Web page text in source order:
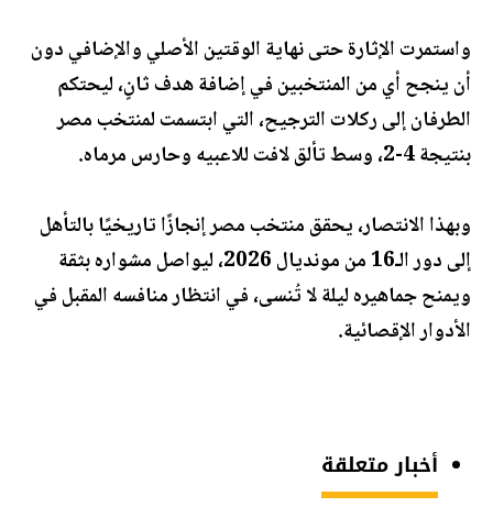
واستمرت الإثارة حتى نهاية الوقتين الأصلي والإضافي دون
أن ينجح أي من المنتخبين في إضافة هدف ثانٍ، ليحتكم
الطرفان إلى ركلات الترجيح، التي ابتسمت لمنتخب مصر
بنتيجة 4-2، وسط تألق لافت للاعبيه وحارس مرماه.
وبهذا الانتصار، يحقق منتخب مصر إنجازًا تاريخيًا بالتأهل
إلى دور الـ16 من مونديال 2026، ليواصل مشواره بثقة
ويمنح جماهيره ليلة لا تُنسى، في انتظار منافسه المقبل في
الأدوار الإقصائية.
أخبار متعلقة